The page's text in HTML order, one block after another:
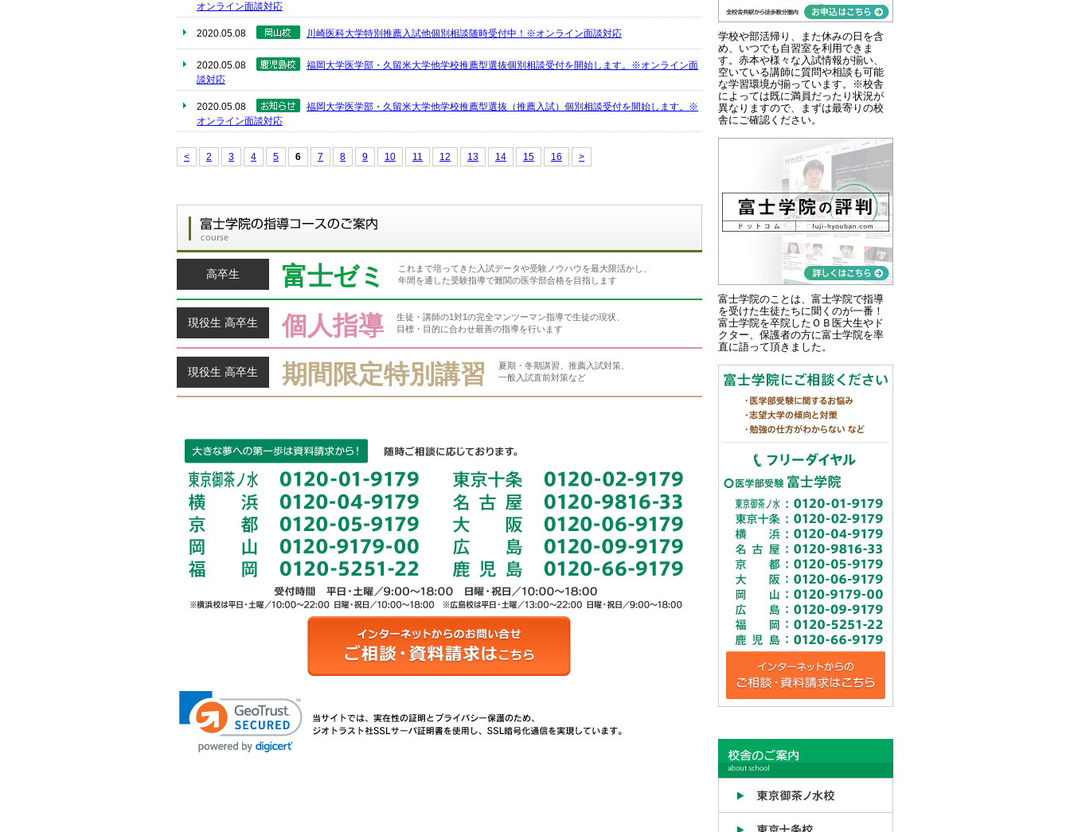
オンライン面談対応
2020.05.08 川崎医科大学特別推薦入試他個別相談随時受付中！※オンライン面談対応
2020.05.08
福岡大学医学部・久留米大学他学校推薦型選抜個別相談受付を開始します。※オンライン面
談対応
2020.05.08
福岡大学医学部・久留米大学他学校推薦型選抜（推薦入試）個別相談受付を開始します。※
オンライン面談対応
< 2 3 4 5 6 7 8 9 10 11 12 13 14 15 16 >
高卒生 富士ゼミ
これまで培ってきた入試データや受験ノウハウを最大限活かし、
年間を通した受験指導で難関の医学部合格を目指します
現役生 高卒生 個人指導
生徒・講師の1対1の完全マンツーマン指導で生徒の現状、
目標・目的に合わせ最善の指導を行います
現役生 高卒生 期間限定特別講習
夏期・冬期講習、推薦入試対策、
一般入試直前対策など
学校や部活帰り、また休みの日を含
め、いつでも自習室を利用できま
す。赤本や様々な入試情報が揃い、
空いている講師に質問や相談も可能
な学習環境が揃っています。※校舎
によっては既に満員だったり状況が
異なりますので、まずは最寄りの校
舎にご確認ください。
富士学院のことは、富士学院で指導
を受けた生徒たちに聞くのが一番！
富士学院を卒院したＯＢ医大生やド
クター、保護者の方に富士学院を率
直に語って頂きました。